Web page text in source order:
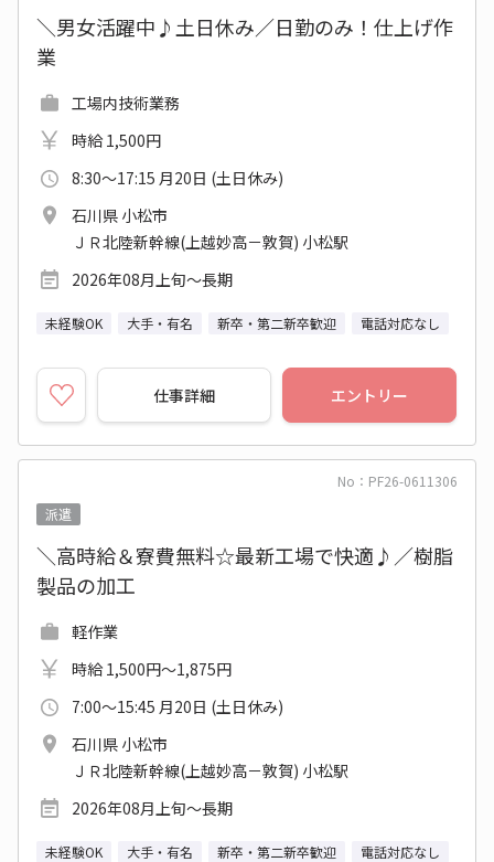
＼男女活躍中♪土日休み／日勤のみ！仕上げ作
業
工場内技術業務
時給 1,500円
8:30～17:15 月20日 (土日休み)
石川県 小松市
ＪＲ北陸新幹線(上越妙高－敦賀) 小松駅
2026年08月上旬～長期
未経験OK 大手・有名 新卒・第二新卒歓迎 電話対応なし
仕事詳細 エントリー
No：PF26-0611306
派遣
＼高時給＆寮費無料☆最新工場で快適♪／樹脂
製品の加工
軽作業
時給 1,500円～1,875円
7:00～15:45 月20日 (土日休み)
石川県 小松市
ＪＲ北陸新幹線(上越妙高－敦賀) 小松駅
2026年08月上旬～長期
未経験OK 大手・有名 新卒・第二新卒歓迎 電話対応なし